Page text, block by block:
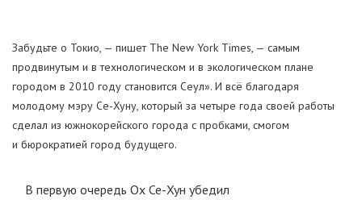
Забудьте о Токио, — пишет The New York Times, — самым
продвинутым и в технологическом и в экологическом плане
городом в 2010 году становится Сеул». И всё благодаря
молодому мэру Се-Хуну, который за четыре года своей работы
сделал из южнокорейского города с пробками, смогом
и бюрократией город будущего.
В первую очередь Ох Се-Хун убедил